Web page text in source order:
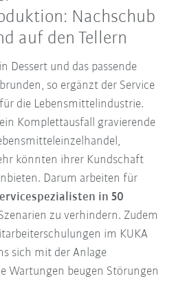
Nachschub
auf den Tellern
Dessert und das passende
so ergänzt der Service
die Lebensmittelindustrie.
Komplettausfall gravierende
könnten ihrer Kundschaft
Darum arbeiten für
in 50
zu verhindern. Zudem
im KUKA
sich mit der Anlage
Wartungen beugen Störungen